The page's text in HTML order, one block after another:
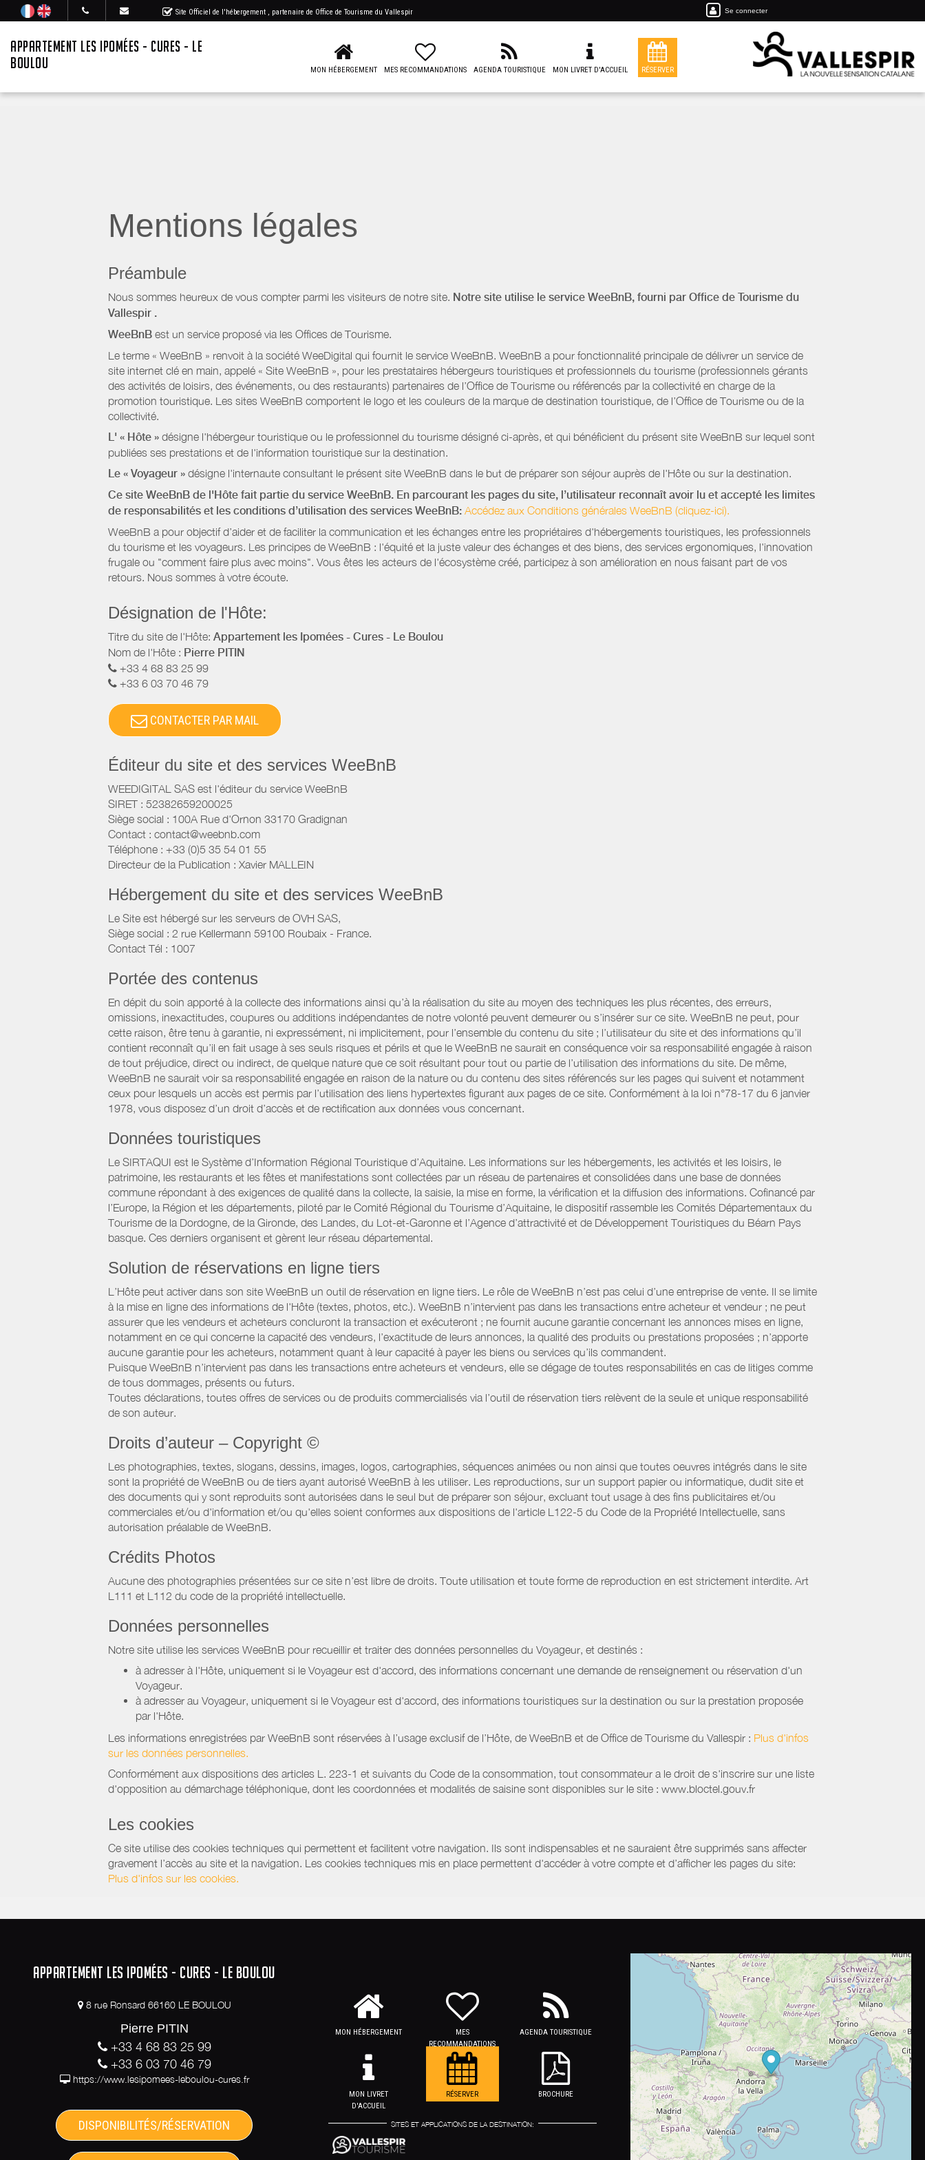
Site Officiel de l'hébergement , partenaire de Office de Tourisme du Vallespir Se connecter
APPARTEMENT LES IPOMÉES - CURES - LE
BOULOU
MON HÉBERGEMENT MES RECOMMANDATIONS AGENDA TOURISTIQUE MON LIVRET D'ACCUEIL RÉSERVER
Mentions légales
Préambule
Nous sommes heureux de vous compter parmi les visiteurs de notre site. Notre site utilise le service WeeBnB, fourni par Office de Tourisme du
Vallespir .
WeeBnB est un service proposé via les Offices de Tourisme.
Le terme « WeeBnB » renvoit à la société WeeDigital qui fournit le service WeeBnB. WeeBnB a pour fonctionnalité principale de délivrer un service de
site internet clé en main, appelé « Site WeeBnB », pour les prestataires hébergeurs touristiques et professionnels du tourisme (professionnels gérants
des activités de loisirs, des événements, ou des restaurants) partenaires de l’Office de Tourisme ou référencés par la collectivité en charge de la
promotion touristique. Les sites WeeBnB comportent le logo et les couleurs de la marque de destination touristique, de l’Office de Tourisme ou de la
collectivité.
L' « Hôte » désigne l'hébergeur touristique ou le professionnel du tourisme désigné ci-après, et qui bénéficient du présent site WeeBnB sur lequel sont
publiées ses prestations et de l'information touristique sur la destination.
Le « Voyageur » désigne l'internaute consultant le présent site WeeBnB dans le but de préparer son séjour auprès de l'Hôte ou sur la destination.
Ce site WeeBnB de l'Hôte fait partie du service WeeBnB. En parcourant les pages du site, l’utilisateur reconnaît avoir lu et accepté les limites
de responsabilités et les conditions d’utilisation des services WeeBnB: Accédez aux Conditions générales WeeBnB (cliquez-ici).
WeeBnB a pour objectif d’aider et de faciliter la communication et les échanges entre les propriétaires d'hébergements touristiques, les professionnels
du tourisme et les voyageurs. Les principes de WeeBnB : l'équité et la juste valeur des échanges et des biens, des services ergonomiques, l'innovation
frugale ou "comment faire plus avec moins". Vous êtes les acteurs de l'écosystème créé, participez à son amélioration en nous faisant part de vos
retours. Nous sommes à votre écoute.
Désignation de l'Hôte:
Titre du site de l'Hôte: Appartement les Ipomées - Cures - Le Boulou
Nom de l'Hôte : Pierre PITIN
+33 4 68 83 25 99
+33 6 03 70 46 79
CONTACTER PAR MAIL
Éditeur du site et des services WeeBnB
WEEDIGITAL SAS est l'éditeur du service WeeBnB
SIRET : 52382659200025
Siège social : 100A Rue d'Ornon 33170 Gradignan
Contact : contact@weebnb.com
Téléphone : +33 (0)5 35 54 01 55
Directeur de la Publication : Xavier MALLEIN
Hébergement du site et des services WeeBnB
Le Site est hébergé sur les serveurs de OVH SAS,
Siège social : 2 rue Kellermann 59100 Roubaix - France.
Contact Tél : 1007
Portée des contenus
En dépit du soin apporté à la collecte des informations ainsi qu’à la réalisation du site au moyen des techniques les plus récentes, des erreurs,
omissions, inexactitudes, coupures ou additions indépendantes de notre volonté peuvent demeurer ou s’insérer sur ce site. WeeBnB ne peut, pour
cette raison, être tenu à garantie, ni expressément, ni implicitement, pour l’ensemble du contenu du site ; l’utilisateur du site et des informations qu’il
contient reconnaît qu’il en fait usage à ses seuls risques et périls et que le WeeBnB ne saurait en conséquence voir sa responsabilité engagée à raison
de tout préjudice, direct ou indirect, de quelque nature que ce soit résultant pour tout ou partie de l’utilisation des informations du site. De même,
WeeBnB ne saurait voir sa responsabilité engagée en raison de la nature ou du contenu des sites référencés sur les pages qui suivent et notamment
ceux pour lesquels un accès est permis par l’utilisation des liens hypertextes figurant aux pages de ce site. Conformément à la loi n°78-17 du 6 janvier
1978, vous disposez d’un droit d’accès et de rectification aux données vous concernant.
Données touristiques
Le SIRTAQUI est le Système d’Information Régional Touristique d’Aquitaine. Les informations sur les hébergements, les activités et les loisirs, le
patrimoine, les restaurants et les fêtes et manifestations sont collectées par un réseau de partenaires et consolidées dans une base de données
commune répondant à des exigences de qualité dans la collecte, la saisie, la mise en forme, la vérification et la diffusion des informations. Cofinancé par
l’Europe, la Région et les départements, piloté par le Comité Régional du Tourisme d’Aquitaine, le dispositif rassemble les Comités Départementaux du
Tourisme de la Dordogne, de la Gironde, des Landes, du Lot-et-Garonne et l’Agence d’attractivité et de Développement Touristiques du Béarn Pays
basque. Ces derniers organisent et gèrent leur réseau départemental.
Solution de réservations en ligne tiers
L’Hôte peut activer dans son site WeeBnB un outil de réservation en ligne tiers. Le rôle de WeeBnB n’est pas celui d’une entreprise de vente. Il se limite
à la mise en ligne des informations de l'Hôte (textes, photos, etc.). WeeBnB n’intervient pas dans les transactions entre acheteur et vendeur ; ne peut
assurer que les vendeurs et acheteurs concluront la transaction et exécuteront ; ne fournit aucune garantie concernant les annonces mises en ligne,
notamment en ce qui concerne la capacité des vendeurs, l’exactitude de leurs annonces, la qualité des produits ou prestations proposées ; n’apporte
aucune garantie pour les acheteurs, notamment quant à leur capacité à payer les biens ou services qu’ils commandent.
Puisque WeeBnB n’intervient pas dans les transactions entre acheteurs et vendeurs, elle se dégage de toutes responsabilités en cas de litiges comme
de tous dommages, présents ou futurs.
Toutes déclarations, toutes offres de services ou de produits commercialisés via l’outil de réservation tiers relèvent de la seule et unique responsabilité
de son auteur.
Droits d’auteur – Copyright ©
Les photographies, textes, slogans, dessins, images, logos, cartographies, séquences animées ou non ainsi que toutes oeuvres intégrés dans le site
sont la propriété de WeeBnB ou de tiers ayant autorisé WeeBnB à les utiliser. Les reproductions, sur un support papier ou informatique, dudit site et
des documents qui y sont reproduits sont autorisées dans le seul but de préparer son séjour, excluant tout usage à des fins publicitaires et/ou
commerciales et/ou d'information et/ou qu'elles soient conformes aux dispositions de l'article L122-5 du Code de la Propriété Intellectuelle, sans
autorisation préalable de WeeBnB.
Crédits Photos
Aucune des photographies présentées sur ce site n’est libre de droits. Toute utilisation et toute forme de reproduction en est strictement interdite. Art
L111 et L112 du code de la propriété intellectuelle.
Données personnelles
Notre site utilise les services WeeBnB pour recueillir et traiter des données personnelles du Voyageur, et destinés :
à adresser à l'Hôte, uniquement si le Voyageur est d'accord, des informations concernant une demande de renseignement ou réservation d'un
Voyageur.
à adresser au Voyageur, uniquement si le Voyageur est d'accord, des informations touristiques sur la destination ou sur la prestation proposée
par l'Hôte.
Les informations enregistrées par WeeBnB sont réservées à l’usage exclusif de l’Hôte, de WeeBnB et de Office de Tourisme du Vallespir : Plus d'infos
sur les données personnelles.
Conformément aux dispositions des articles L. 223-1 et suivants du Code de la consommation, tout consommateur a le droit de s'inscrire sur une liste
d'opposition au démarchage téléphonique, dont les coordonnées et modalités de saisine sont disponibles sur le site : www.bloctel.gouv.fr
Les cookies
Ce site utilise des cookies techniques qui permettent et facilitent votre navigation. Ils sont indispensables et ne sauraient être supprimés sans affecter
gravement l’accès au site et la navigation. Les cookies techniques mis en place permettent d'accéder à votre compte et d’afficher les pages du site:
Plus d'infos sur les cookies.
APPARTEMENT LES IPOMÉES - CURES - LE BOULOU
8 rue Ronsard 66160 LE BOULOU
Pierre PITIN
+33 4 68 83 25 99
+33 6 03 70 46 79
https://www.lesipomees-leboulou-cures.fr
DISPONIBILITÉS/RÉSERVATION
MON HÉBERGEMENT
MES
RECOMMANDATIONS
AGENDA TOURISTIQUE
MON LIVRET
D'ACCUEIL
RÉSERVER BROCHURE
SITES ET APPLICATIONS DE LA DESTINATION: